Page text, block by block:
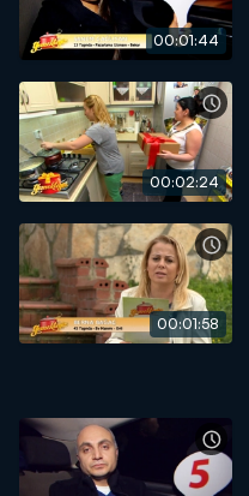
00:01:44
00:02:24
00:01:58